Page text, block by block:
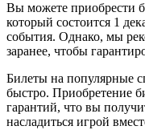
Вы можете приобрести
который состоится 1
события. Однако, мы
заранее, чтобы
Билеты на популярные
быстро. Приобретение
гарантий, что вы
насладиться игрой